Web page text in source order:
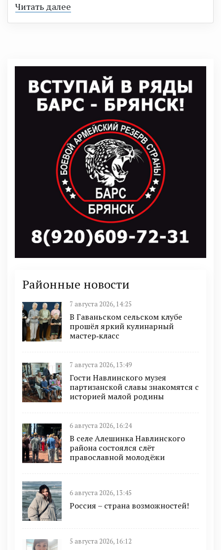
Читать далее
Районные новости
7 августа 2026, 14:25
В Гаваньском сельском клубе
прошёл яркий кулинарный
мастер‑класс
7 августа 2026, 13:49
Гости Навлинского музея
партизанской славы знакомятся с
историей малой родины
6 августа 2026, 16:24
В селе Алешинка Навлинского
района состоялся слёт
православной молодёжи
6 августа 2026, 13:45
Россия – страна возможностей!
5 августа 2026, 16:12